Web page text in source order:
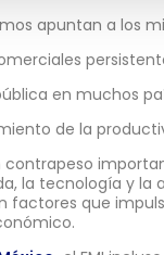
apuntan a los
en muchos
de la
contrapeso
la tecnología y la
factores que